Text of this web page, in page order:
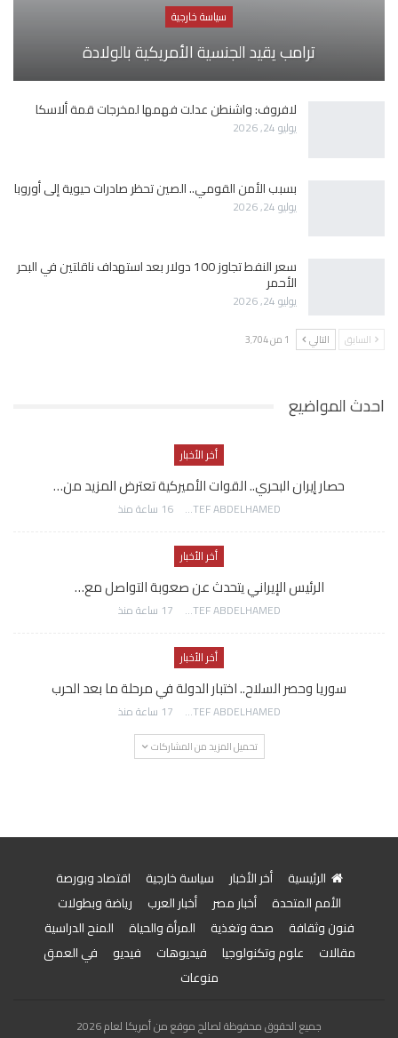
سياسة خارجية
ترامب يقيد الجنسية الأمريكية بالولادة
لافروف: واشنطن عدلت فهمها لمخرجات قمة ألاسكا
يوليو 24, 2026
بسبب الأمن القومي.. الصين تحظر صادرات حيوية إلى أوروبا
يوليو 24, 2026
سعر النفط تجاوز 100 دولار بعد استهداف ناقلتين في البحر
الأحمر
يوليو 24, 2026
السابق التالي 1 من 3٬704
احدث المواضيع
أخر الأخبار
حصار إيران البحري.. القوات الأميركية تعترض المزيد من…
AWATEF ABDELHAMED 16 ساعة منذ
أخر الأخبار
الرئيس الإيراني يتحدث عن صعوبة التواصل مع…
AWATEF ABDELHAMED 17 ساعة منذ
أخر الأخبار
سوريا وحصر السلاح.. اختبار الدولة في مرحلة ما بعد الحرب
AWATEF ABDELHAMED 17 ساعة منذ
تحميل المزيد من المشاركات
الرئيسية أخر الأخبار سياسة خارجية
اقتصاد وبورصة
الأمم المتحدة
أخبار مصر أخبار العرب
رياضة وبطولات
فنون وثقافة
صحة وتغذية المرأة والحياة
المنح الدراسية
مقالات
علوم وتكنولوجيا فيديوهات فيديو
في العمق
منوعات
جميع الحقوق محفوظة لصالح موقع من أمريكا لعام 2026